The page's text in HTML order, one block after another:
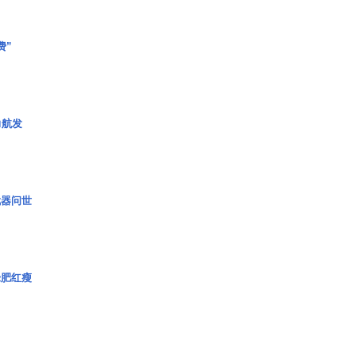
”
发
问世
红瘦